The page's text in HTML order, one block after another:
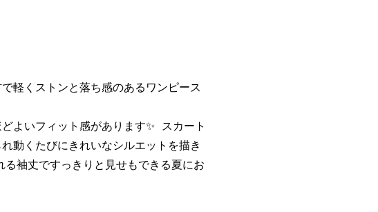
軽くストンと落ち感のあるワンピース
よいフィット感があります✨ スカート
動くたびにきれいなシルエットを描き
袖丈ですっきりと見せもできる夏にお